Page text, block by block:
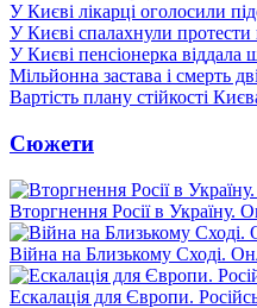
У Києві лікарці оголосили
У Києві спалахнули
У Києві пенсіонерка
Мільйонна застава і смерть
Вартість плану стійкості
Сюжети
Вторгнення Росії в Україну.
Війна на Близькому Сході.
Ескалація для Європи.